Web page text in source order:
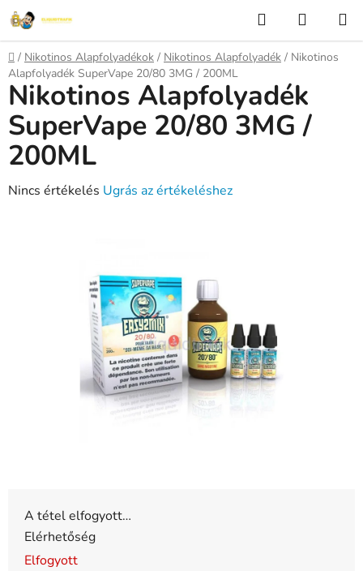
Ugrás
fő
tartalomhoz
KeresésKOSÁR
Kezdőlap
/ Nikotinos Alapfolyadékok / Nikotinos Alapfolyadék / Nikotinos
Alapfolyadék SuperVape 20/80 3MG / 200ML
A tétel elfogyott…
Elérhetőség
Elfogyott
Nikotinos Alapfolyadék
SuperVape 20/80 3MG /
200ML
A
Nincs értékelés Ugrás az értékeléshez